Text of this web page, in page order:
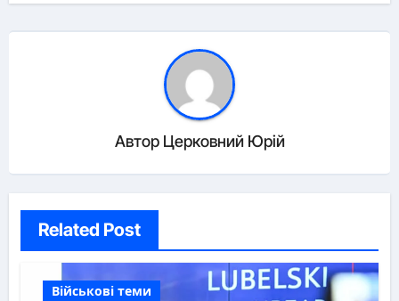
Автор Церковний Юрій
Related Post
Військові теми